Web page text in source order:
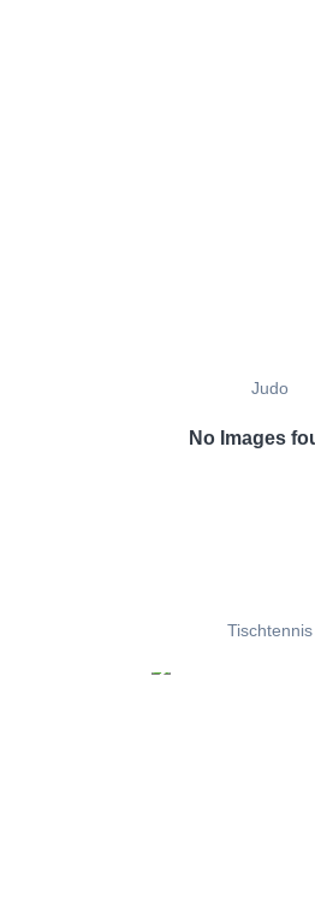
Judo
No Images
Tischtennis